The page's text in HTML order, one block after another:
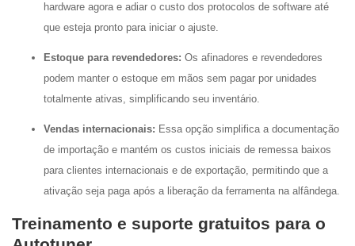
hardware agora e adiar o custo dos protocolos de software até
que esteja pronto para iniciar o ajuste.
Estoque para revendedores: Os afinadores e revendedores
podem manter o estoque em mãos sem pagar por unidades
totalmente ativas, simplificando seu inventário.
Vendas internacionais: Essa opção simplifica a documentação
de importação e mantém os custos iniciais de remessa baixos
para clientes internacionais e de exportação, permitindo que a
ativação seja paga após a liberação da ferramenta na alfândega.
Treinamento e suporte gratuitos para o